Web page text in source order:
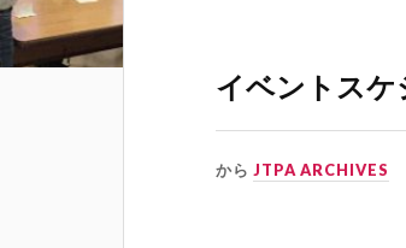
イベントスケ
からJTPA ARCHIVES